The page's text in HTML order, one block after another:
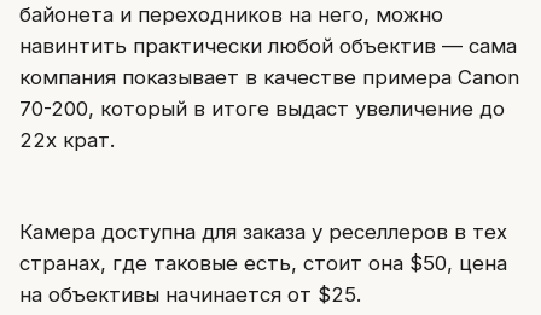
байонета и переходников на него, можно
навинтить практически любой объектив — сама
компания показывает в качестве примера Canon
70-200, который в итоге выдаст увеличение до
22х крат.
Камера доступна для заказа у реселлеров в тех
странах, где таковые есть, стоит она $50, цена
на объективы начинается от $25.